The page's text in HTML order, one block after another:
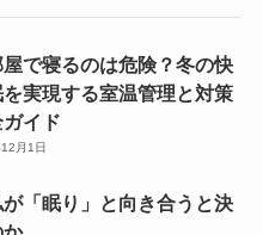
で寝るのは危険？冬の快
実現する室温管理と対策
イド
月1日
「眠り」と向き合うと決